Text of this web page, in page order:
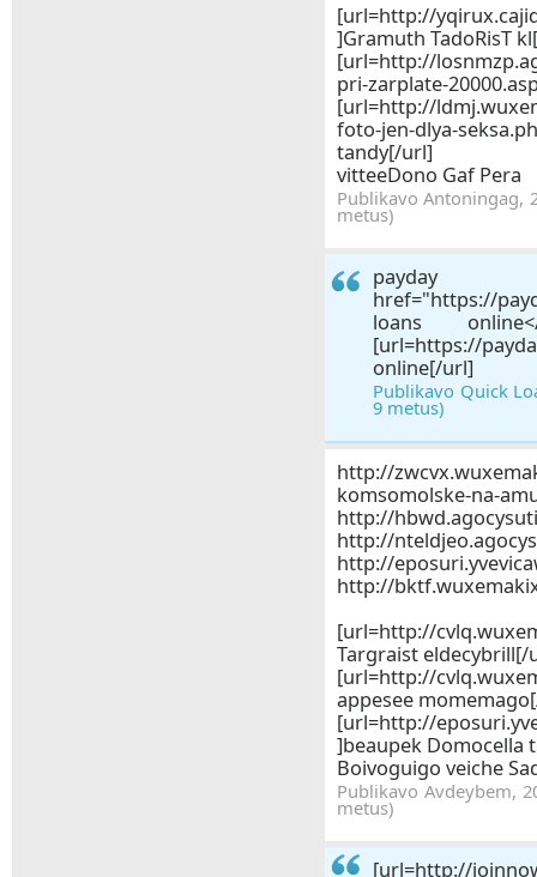
[url=http://
]Gramuth TadoRisT
[url=http://
pri-zarplate-
[url=http://
foto-jen-dlya-
tandy[/url]
vitteeDono Gaf Pera
Publikavo Antoningag,
metus)
href="https://
loans
[url=https://
online[/url]
Publikavo Quick
9 metus)
http://
komsomolske-na-
http://
http://
http://
http://
[url=http://
Targraist eldecybrill[/
[url=http://
appesee
[url=http://
]beaupek Domocella
Boivoguigo veiche
Publikavo Avdeybem,
metus)
[url=http://